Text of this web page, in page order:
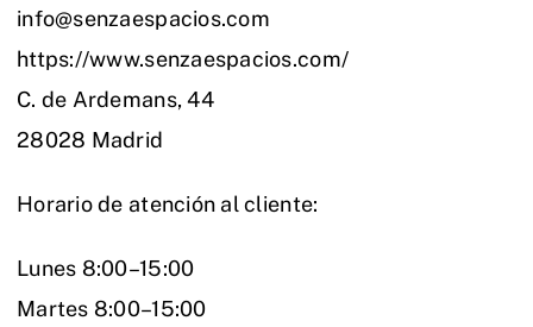
info@senzaespacios.com
https://www.senzaespacios.com/
C. de Ardemans, 44
28028 Madrid
Horario de atención al cliente:
Lunes 8:00–15:00
Martes 8:00–15:00